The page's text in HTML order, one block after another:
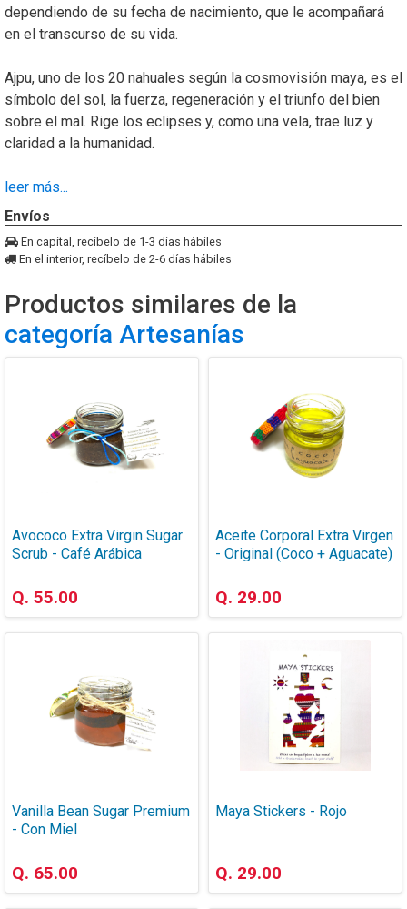
dependiendo de su fecha de nacimiento, que le acompañará
en el transcurso de su vida.
Ajpu, uno de los 20 nahuales según la cosmovisión maya, es el
símbolo del sol, la fuerza, regeneración y el triunfo del bien
sobre el mal. Rige los eclipses y, como una vela, trae luz y
claridad a la humanidad.
***
* 100% natural, hecha únicamente con cera de abeja
guatemalteca.
* Hecha a mano por nuestra artesana, producción limitada.
* Embalaje único, inspirado por la apicultura prehispánica y el
libro maya Códice de Madrid
* Incluye un librito que explica historia y detalles de la obra, en
español y inglés.
* Uso decorativo (aunque se quema muy bien con poco hollín),
* Dimensiones de la vela: 6cm x 2cm x 6cm (sin mecha)
* Peso: Aprox. 40 gramos (la vela), 50 gramos (con embalaje)
leer más...
Envíos
En capital, recíbelo de 1-3 días hábiles
En el interior, recíbelo de 2-6 días hábiles
Productos similares de la
categoría Artesanías
Avococo Extra Virgin Sugar
Scrub - Café Arábica
Q. 55.00
Aceite Corporal Extra Virgen
- Original (Coco + Aguacate)
Q. 29.00
Vanilla Bean Sugar Premium
- Con Miel
Q. 65.00
Maya Stickers - Rojo
Q. 29.00